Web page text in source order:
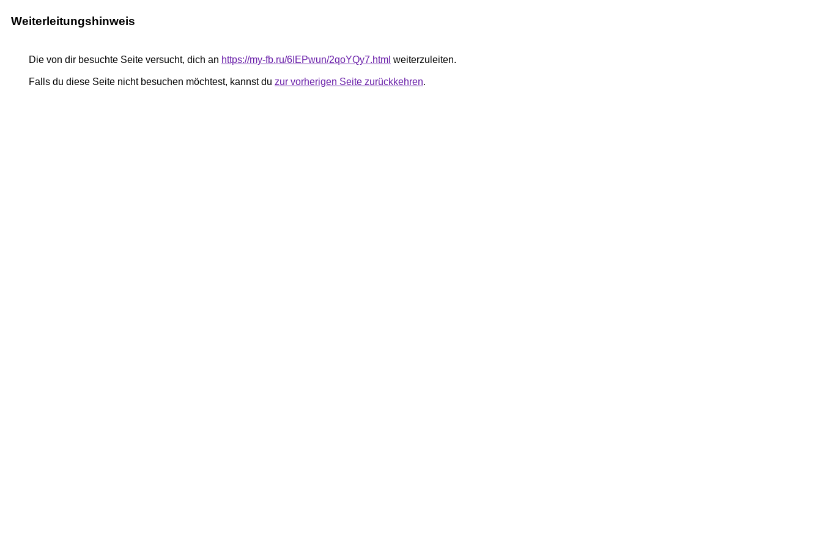
Weiterleitungshinweis
Die von dir besuchte Seite versucht, dich an https://my-fb.ru/6IEPwun/2qoYQy7.html weiterzuleiten.
Falls du diese Seite nicht besuchen möchtest, kannst du zur vorherigen Seite zurückkehren.